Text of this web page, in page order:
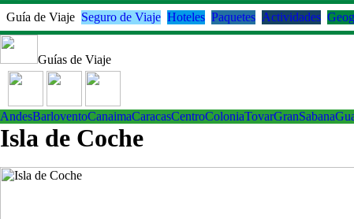
Guía de Viaje Seguro de Viaje Hoteles Paquetes Actividades
Guías de Viaje
AndesBarloventoCanaimaCaracasCentroColoniaTovarGranSabana
Isla de Coche